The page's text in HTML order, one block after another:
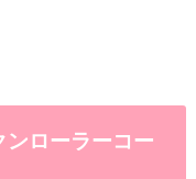
ローラーコー